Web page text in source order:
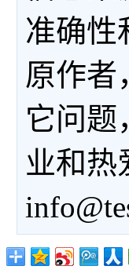
准确性
原作者
它问题
业和热